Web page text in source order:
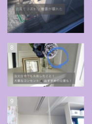
8
9